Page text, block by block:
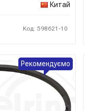
Китай
Код: 598621-10
Рекомендуємо